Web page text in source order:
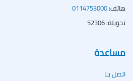
هاتف:0114753000
تحويلة: 52306
مساعدة
اتصل بنا